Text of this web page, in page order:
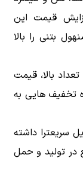
قیمت این
بتنی را بالا
بالا، قیمت
تخفیف هایی به
سریعترا داشته
در تولید و حمل